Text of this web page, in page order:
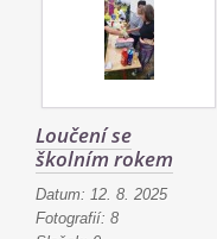
Loučení se
školním rokem
Datum: 12. 8. 2025
Fotografií: 8